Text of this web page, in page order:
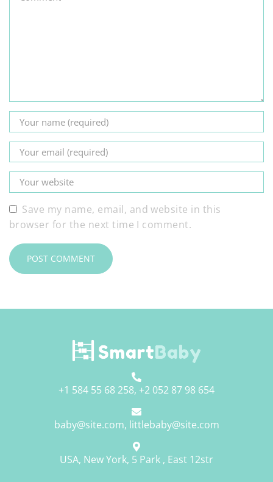
Save my name, email, and website in this
browser for the next time I comment.
+1 584 55 68 258, +2 052 87 98 654
baby@site.com, littlebaby@site.com
USA, New York, 5 Park , East 12str